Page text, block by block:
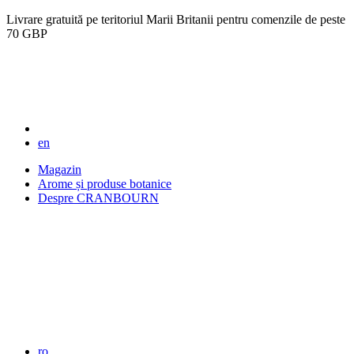
Livrare gratuită pe teritoriul Marii Britanii pentru comenzile de peste
70 GBP
en
Magazin
Arome și produse botanice
Despre CRANBOURN
ro